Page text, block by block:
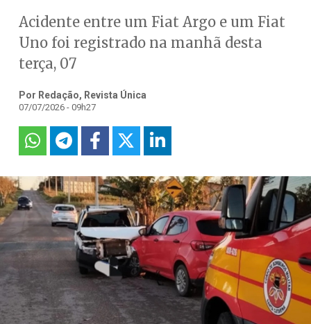
Acidente entre um Fiat Argo e um Fiat
Uno foi registrado na manhã desta
terça, 07
Por Redação, Revista Única
07/07/2026 - 09h27